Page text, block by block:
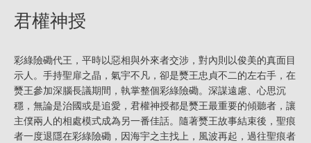
君權神授
彩綠險磡代王，平時以惡相與外來者交涉，對內則以俊美的真面目
示人。手持聖扉之晶，氣宇不凡，卻是燹王忠貞不二的左右手，在
燹王參加深腦長議期間，執掌整個彩綠險磡。深謀遠慮、心思沉
穩，無論是治國或是追愛，君權神授都是燹王最重要的傾聽者，讓
主僕兩人的相處模式成為另一番佳話。隨著燹王故事結束後，聖痕
者一度退隱在彩綠險磡，因海宇之主找上，風波再起，過往聖痕者